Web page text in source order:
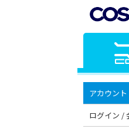
アカウント
ログイン /